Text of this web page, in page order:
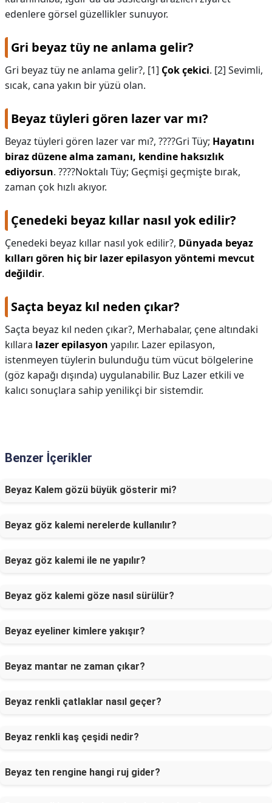
edenlere görsel güzellikler sunuyor.
Gri beyaz tüy ne anlama gelir?
Gri beyaz tüy ne anlama gelir?, [1] Çok çekici. [2] Sevimli,
sıcak, cana yakın bir yüzü olan.
Beyaz tüyleri gören lazer var mı?
Beyaz tüyleri gören lazer var mı?, ????️Gri Tüy; Hayatını
biraz düzene alma zamanı, kendine haksızlık
ediyorsun. ????️Noktalı Tüy; Geçmişi geçmişte bırak,
zaman çok hızlı akıyor.
Çenedeki beyaz kıllar nasıl yok edilir?
Çenedeki beyaz kıllar nasıl yok edilir?, Dünyada beyaz
kılları gören hiç bir lazer epilasyon yöntemi mevcut
değildir.
Saçta beyaz kıl neden çıkar?
Saçta beyaz kıl neden çıkar?, Merhabalar, çene altındaki
kıllara lazer epilasyon yapılır. Lazer epilasyon,
istenmeyen tüylerin bulunduğu tüm vücut bölgelerine
(göz kapağı dışında) uygulanabilir. Buz Lazer etkili ve
kalıcı sonuçlara sahip yenilikçi bir sistemdir.
Benzer İçerikler
Beyaz Kalem gözü büyük gösterir mi?
Beyaz göz kalemi nerelerde kullanılır?
Beyaz göz kalemi ile ne yapılır?
Beyaz göz kalemi göze nasıl sürülür?
Beyaz eyeliner kimlere yakışır?
Beyaz mantar ne zaman çıkar?
Beyaz renkli çatlaklar nasıl geçer?
Beyaz renkli kaş çeşidi nedir?
Beyaz ten rengine hangi ruj gider?